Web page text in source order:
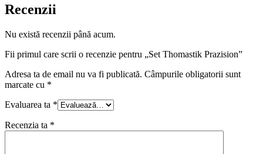
Recenzii
Nu există recenzii până acum.
Fii primul care scrii o recenzie pentru „Set Thomastik Prazision”
Adresa ta de email nu va fi publicată. Câmpurile obligatorii sunt
marcate cu *
Evaluarea ta *
Recenzia ta *